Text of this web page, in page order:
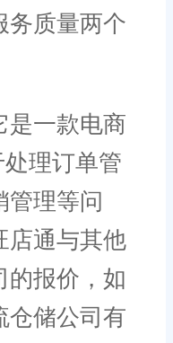
务质量两个
一款电商
理订单管
管理等问
店通与其他
的报价，如
仓储公司有